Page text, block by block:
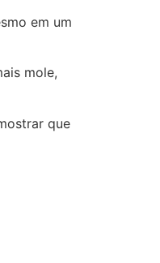
em um
mole,
que